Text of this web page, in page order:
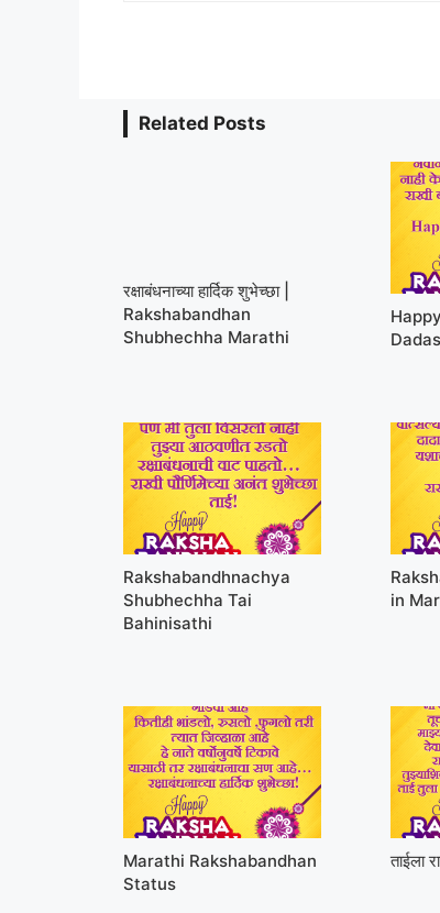
Related Posts
रक्षाबंधनाच्या हार्दिक शुभेच्छा |
Rakshabandhan
Shubhechha Marathi
Rakshabandhnachya
Shubhechha Tai
Bahinisathi
in
Marathi Rakshabandhan
Status
ताईला